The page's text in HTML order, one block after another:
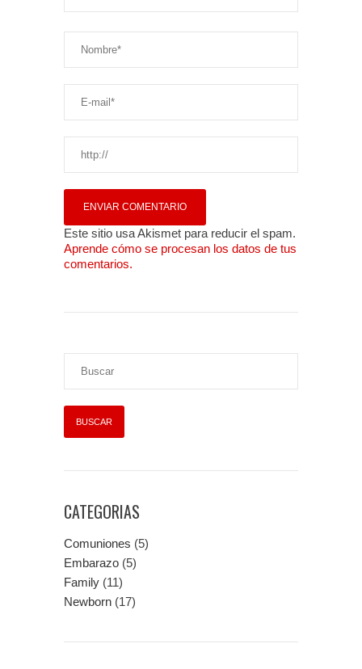
Este sitio usa Akismet para reducir el spam.
Aprende cómo se procesan los datos de tus
comentarios.
CATEGORIAS
Comuniones (5)
Embarazo (5)
Family (11)
Newborn (17)